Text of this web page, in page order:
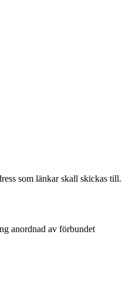
som länkar skall skickas till.
anordnad av förbundet